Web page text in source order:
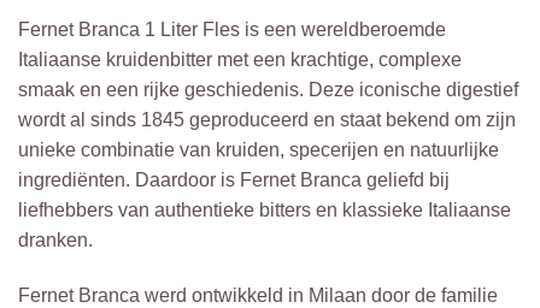
Fernet Branca 1 Liter Fles is een wereldberoemde
Italiaanse kruidenbitter met een krachtige, complexe
smaak en een rijke geschiedenis. Deze iconische digestief
wordt al sinds 1845 geproduceerd en staat bekend om zijn
unieke combinatie van kruiden, specerijen en natuurlijke
ingrediënten. Daardoor is Fernet Branca geliefd bij
liefhebbers van authentieke bitters en klassieke Italiaanse
dranken.
Fernet Branca werd ontwikkeld in Milaan door de familie